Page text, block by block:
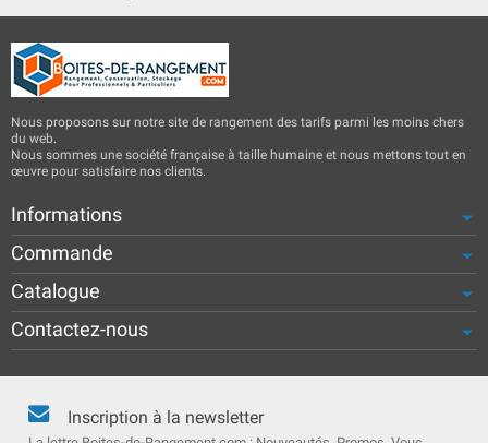
Nous proposons sur notre site de rangement des tarifs parmi les moins chers
du web.
Nous sommes une société française à taille humaine et nous mettons tout en
œuvre pour satisfaire nos clients.
Informations
Commande
Catalogue
Contactez-nous
Inscription à la newsletter